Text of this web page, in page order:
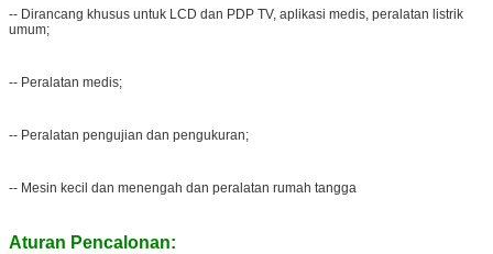
-- Dirancang khusus untuk LCD dan PDP TV, aplikasi medis, peralatan listrik
umum;
-- Peralatan medis;
-- Peralatan pengujian dan pengukuran;
-- Mesin kecil dan menengah dan peralatan rumah tangga
Aturan Pencalonan: